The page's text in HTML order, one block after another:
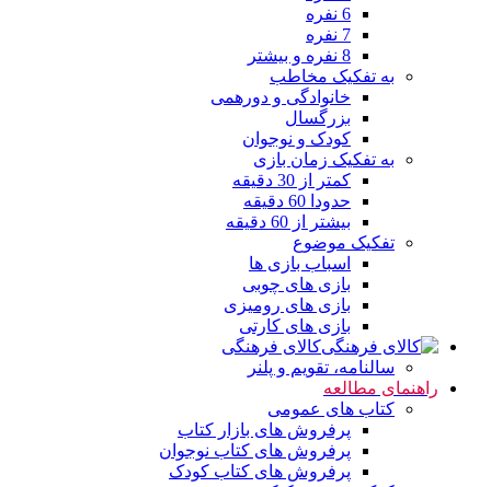
6 نفره
7 نفره
8 نفره و بیشتر
به تفکیک مخاطب
خانوادگی و دورهمی
بزرگسال
کودک و نوجوان
به تفکیک زمان بازی
کمتر از 30 دقیقه
حدودا 60 دقیقه
بیشتر از 60 دقیقه
تفکیک موضوع
اسباب بازی ها
بازی های چوبی
بازی های رومیزی
بازی های کارتی
کالای فرهنگی
سالنامه، تقویم و پلنر
راهنمای مطالعه
کتاب های عمومی
پرفروش های بازار کتاب
پرفروش های کتاب نوجوان
پرفروش های کتاب کودک